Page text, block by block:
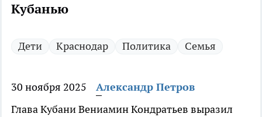
Кубанью
Дети Краснодар Политика Семья
30 ноября 2025
Александр Петров
Глава Кубани Вениамин Кондратьев выразил